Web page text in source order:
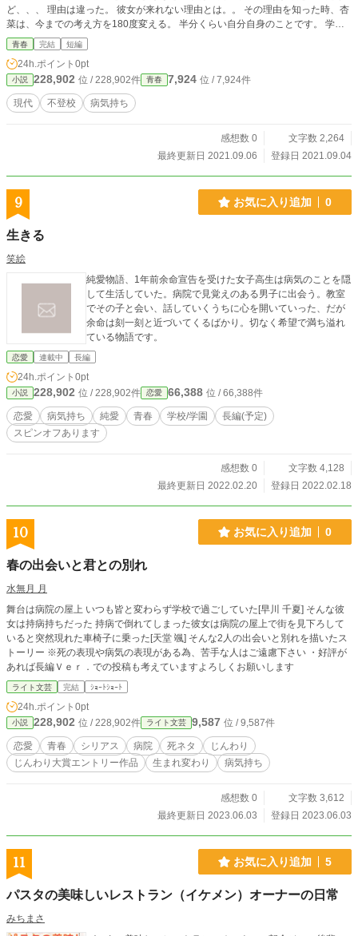
ど、、、 理由は違った。 彼女が来れない理由とは。。 その理由を知った時、杏
菜は、今までの考え方を180度変える。 半分くらい自分自身のことです。 学校
に来たくても来れない人のことを、皆さんに知って欲しいと思い描きました。
学校に来てないという理由だけで、悪口を言ったり避けたり、、しないで欲しい
です。
青春 完結 短編
24h.ポイント 0pt
小説 228,902 位 / 228,902件 青春 7,924 位 / 7,924件
現代 不登校 病気持ち
感想数 0
文字数 2,264
最終更新日 2021.09.06
登録日 2021.09.04
9 お気に入り追加 0
生きる
笑絵
純愛物語、1年前余命宣告を受けた女子高生は病気のことを隠
して生活していた。病院で見覚えのある男子に出会う。教室
でその子と会い、話していくうちに心を開いていった、だが
余命は刻一刻と近づいてくるばかり。切なく希望で満ち溢れ
ている物語です。
恋愛 連載中 長編
24h.ポイント 0pt
小説 228,902 位 / 228,902件 恋愛 66,388 位 / 66,388件
恋愛 病気持ち 純愛 青春 学校/学園
長編(予定)
スピンオフあります
感想数 0
文字数 4,128
最終更新日 2022.02.20
登録日 2022.02.18
10 お気に入り追加 0
春の出会いと君との別れ
水無月 月
舞台は病院の屋上 いつも皆と変わらず学校で過ごしていた[早川 千夏] そんな彼
女は持病持ちだった 持病で倒れてしまった彼女は病院の屋上で街を見下ろして
いると突然現れた車椅子に乗った[天堂 颯] そんな2人の出会いと別れを描いたス
トーリー ※死の表現や病気の表現がある為、苦手な人はご遠慮下さい ・好評が
あれば長編Ｖｅｒ．での投稿も考えていますよろしくお願いします
ライト文芸 完結 ｼｮｰﾄｼｮｰﾄ
24h.ポイント 0pt
小説 228,902 位 / 228,902件 ライト文芸 9,587 位 / 9,587件
恋愛 青春 シリアス 病院 死ネタ
じんわり
じんわり大賞エントリー作品
生まれ変わり 病気持ち
感想数 0
文字数 3,612
最終更新日 2023.06.03
登録日 2023.06.03
11 お気に入り追加 5
パスタの美味しいレストラン（イケメン）オーナーの日常
みちまさ